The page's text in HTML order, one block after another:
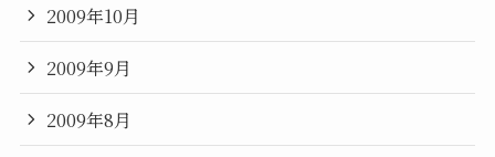
2009年10月
2009年9月
2009年8月